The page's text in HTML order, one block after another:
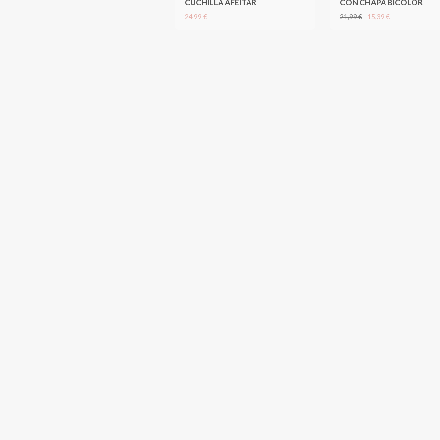
CUCHILLA AFEITAR
24,99 €
CON CHAPA BICOLOR
21,99 € 15,39 €